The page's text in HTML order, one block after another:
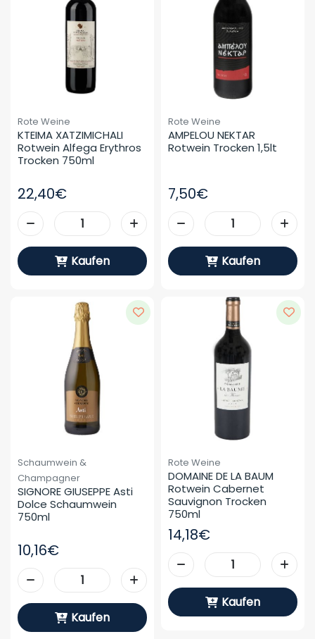
Rote Weine
KTEIMA XATZIMICHALI
Rotwein Alfega Erythros
Trocken 750ml
22,40€
Kaufen
Rote Weine
AMPELOU NEKTAR
Rotwein Trocken 1,5lt
7,50€
Kaufen
Schaumwein &
Champagner
SIGNORE GIUSEPPE Asti
Dolce Schaumwein
750ml
10,16€
Kaufen
Rote Weine
DOMAINE DE LA BAUM
Rotwein Cabernet
Sauvignon Trocken
750ml
14,18€
Kaufen